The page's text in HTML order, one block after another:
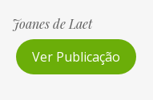
Joanes de Laet
Ver Publicação